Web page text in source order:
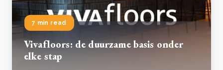
7 min read
Vivafloors: de duurzame basis onder
elke stap